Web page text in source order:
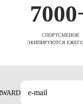
СПОРТСМЕНОВ
ЭКИПИРУЮТСЯ